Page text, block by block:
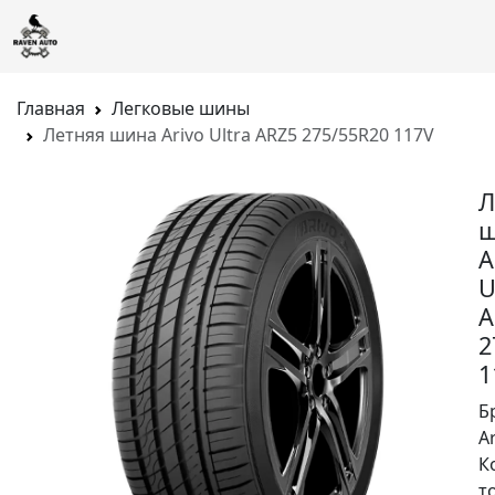
Главная
Легковые шины
Летняя шина Arivo Ultra ARZ5 275/55R20 117V